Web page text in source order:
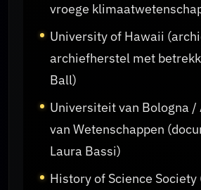
vroege
University of Hawaii
archiefherstel met
Ball)
Universiteit van Bologna /
van Wetenschappen
Laura Bassi)
History of Science